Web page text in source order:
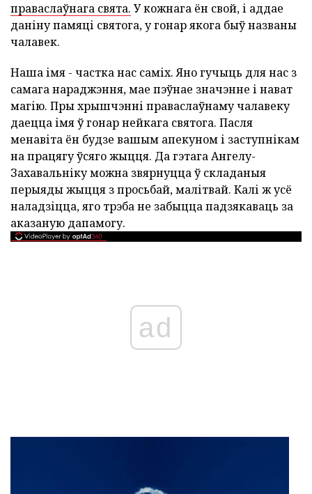
праваслаўнага свята. У кожнага ён свой, і аддае
даніну памяці святога, у гонар якога быў названы
чалавек.
Наша імя - частка нас саміх. Яно гучыць для нас з
самага нараджэння, мае пэўнае значэнне і нават
магію. Пры хрышчэнні праваслаўнаму чалавеку
даецца імя ў гонар нейкага святога. Пасля
менавіта ён будзе вашым апекуном і заступнікам
на працягу ўсяго жыцця. Да гэтага Ангелу-
Захавальніку можна звярнуцца ў складаныя
перыяды жыцця з просьбай, малітвай. Калі ж усё
наладзіцца, яго трэба не забыцца падзякаваць за
аказаную дапамогу.
ad